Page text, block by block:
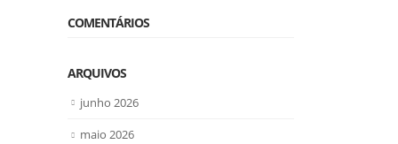
COMENTÁRIOS
ARQUIVOS
junho 2026
maio 2026